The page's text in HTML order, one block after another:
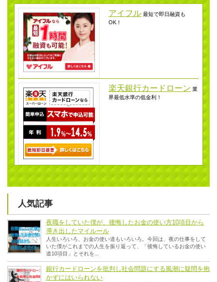
アイフル 最短で即日融資も
OK！
楽天銀行カードローン 業
界最低水準の低金利！
人気記事
夜職をしていた僕が、後悔したお金の使い方10項目から
導き出したマイルール
人生いろいろ、お金の使い道もいろいろ。今回は、夜の仕事をして
いた僕がこれまでの人生を振り返って、「後悔しているお金の使い
道10項目」とそれを...
銀行カードローンを批判し社会問題にする風潮に疑問を抱
かずにはいられない